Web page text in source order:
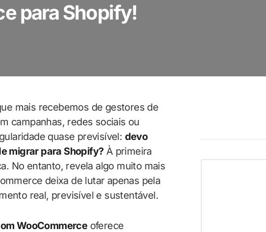
para Shopify!
mais recebemos de gestores de
campanhas, redes sociais ou
quase previsível: devo
migrar para Shopify?À primeira
No entanto, revela algo muito mais
deixa de lutar apenas pela
real, previsível e sustentável.
WooCommerceoferece